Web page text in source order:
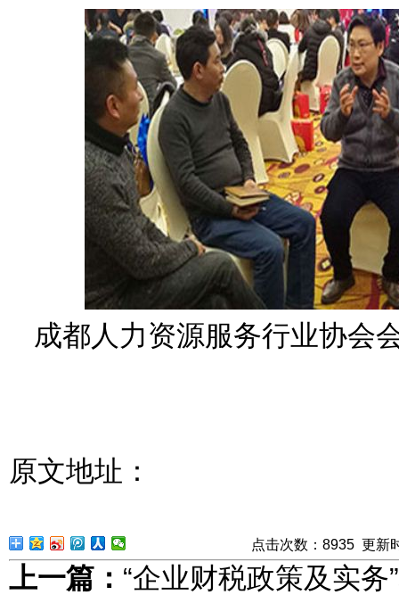
成都人力资源服务行业协会
原文地址：
点击次数： 8935 更新
上一篇： “企业财税政策及实